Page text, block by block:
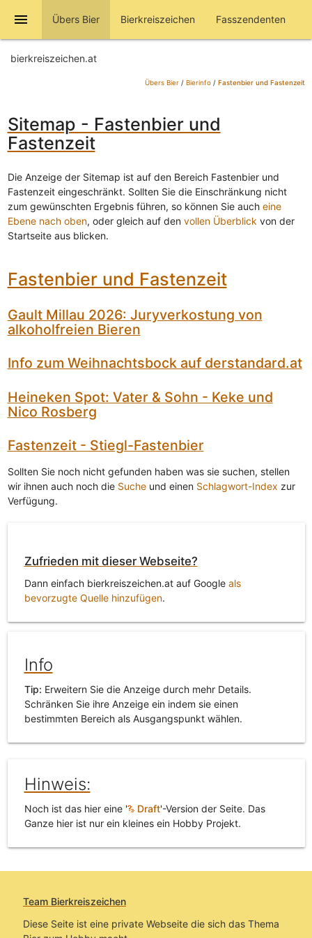
menu Übers Bier Bierkreiszeichen Fasszendenten
bierkreiszeichen.at
Übers Bier/ Bierinfo/ Fastenbier und Fastenzeit
Sitemap - Fastenbier und
Fastenzeit
Die Anzeige der Sitemap ist auf den Bereich Fastenbier und
Fastenzeit eingeschränkt. Sollten Sie die Einschränkung nicht
zum gewünschten Ergebnis führen, so können Sie auch eine
Ebene nach oben, oder gleich auf den vollen Überblick von der
Startseite aus blicken.
Fastenbier und Fastenzeit
Gault Millau 2026: Juryverkostung von
alkoholfreien Bieren
Info zum Weihnachtsbock auf derstandard.at
Heineken Spot: Vater & Sohn - Keke und
Nico Rosberg
Fastenzeit - Stiegl-Fastenbier
Sollten Sie noch nicht gefunden haben was sie suchen, stellen
wir ihnen auch noch die Sucheund einen Schlagwort-Index zur
Verfügung.
Zufrieden mit dieser Webseite?
Dann einfach bierkreiszeichen.at auf Google als
bevorzugte Quelle hinzufügen.
Info
Tip: Erweitern Sie die Anzeige durch mehr Details.
Schränken Sie ihre Anzeige ein indem sie einen
bestimmten Bereich als Ausgangspunkt wählen.
Hinweis:
Noch ist das hier eine ' Draft'-Version der Seite. Das
Ganze hier ist nur ein kleines ein Hobby Projekt.
Team Bierkreiszeichen
Diese Seite ist eine private Webseite die sich das Thema